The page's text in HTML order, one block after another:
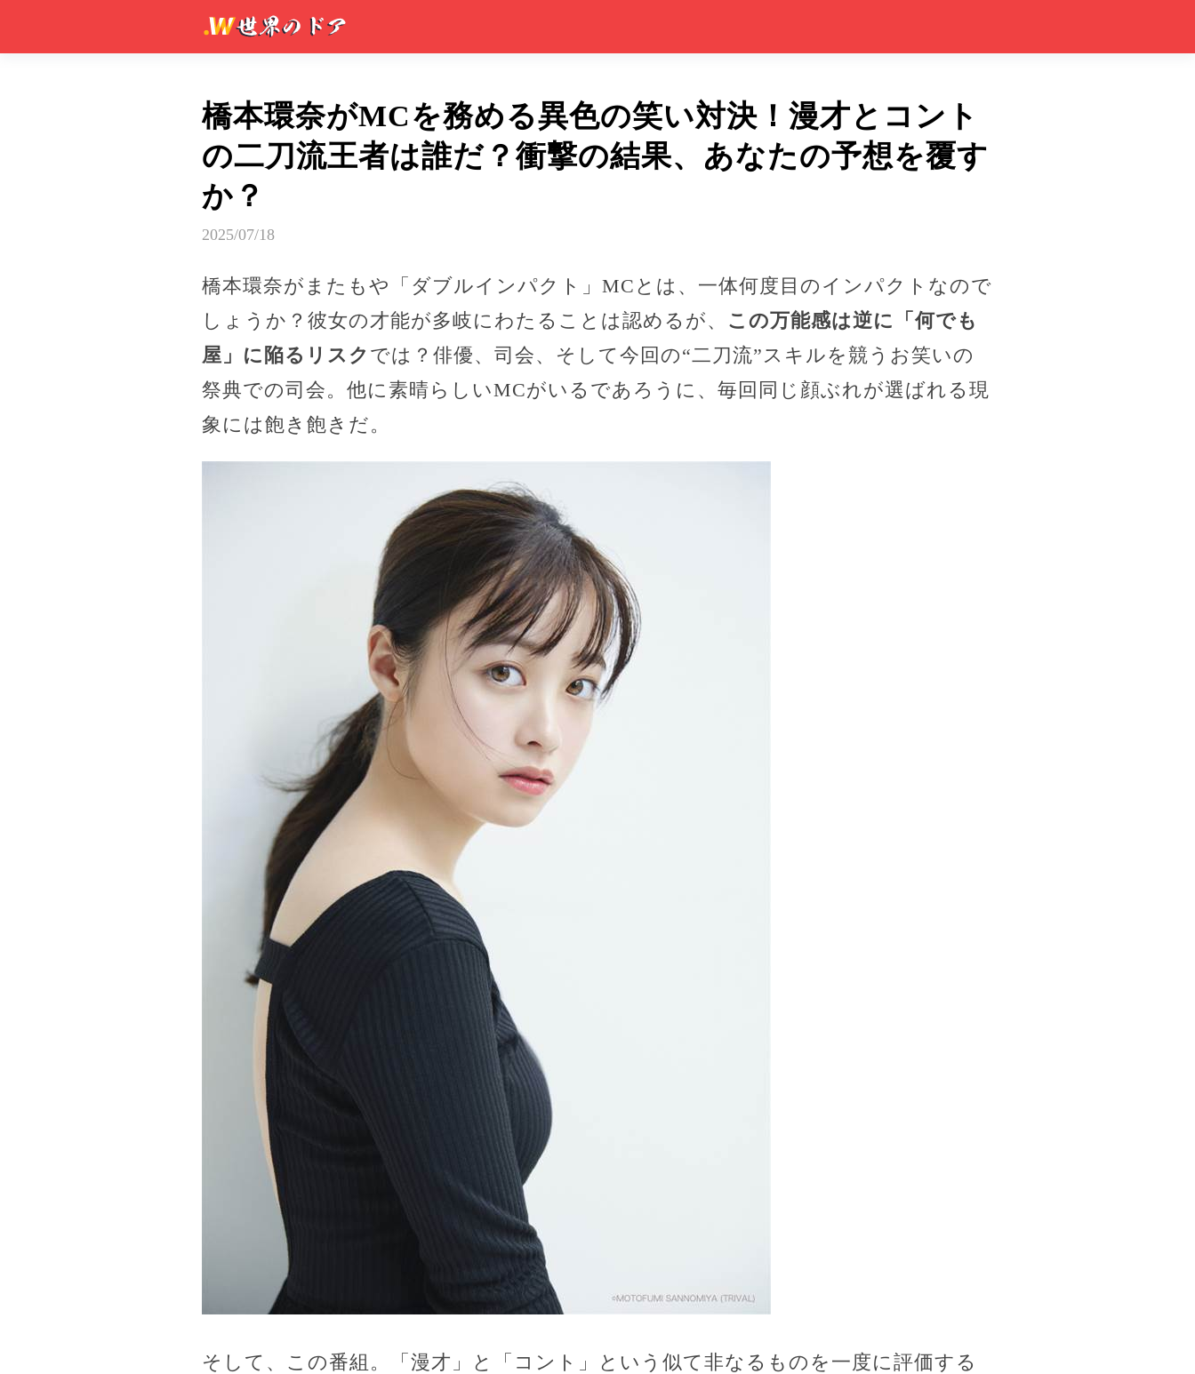
橋本環奈がMCを務める異色の笑い対決！漫才とコント
の二刀流王者は誰だ？衝撃の結果、あなたの予想を覆す
か？
2025/07/18
橋本環奈がまたもや「ダブルインパクト」MCとは、一体何度目のインパクトなので
しょうか？彼女の才能が多岐にわたることは認めるが、 この万能感は逆に「何でも
屋」に陥るリスク では？俳優、司会、そして今回の“二刀流”スキルを競うお笑いの
祭典での司会。他に素晴らしいMCがいるであろうに、毎回同じ顔ぶれが選ばれる現
象には飽き飽きだ。
そして、この番組。「漫才」と「コント」という似て非なるものを一度に評価する